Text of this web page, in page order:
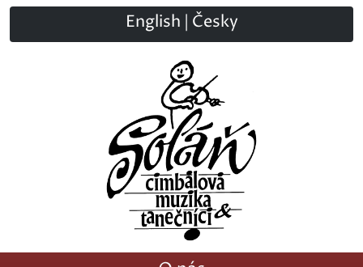
English Česky